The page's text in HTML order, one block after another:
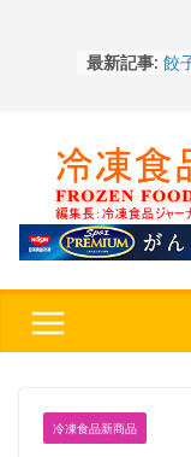
最新記事: ス
今
ジ
「
日
メ
冷凍食品新商品